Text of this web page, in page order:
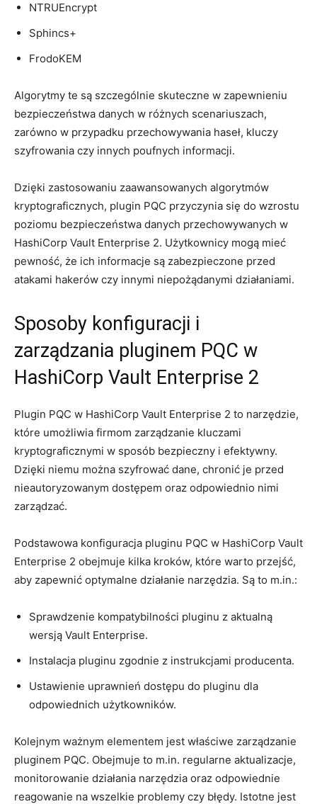
NTRUEncrypt
Sphincs+
FrodoKEM
Algorytmy te ⁤są ⁣szczególnie skuteczne ‍w⁤ zapewnieniu
bezpieczeństwa danych w różnych scenariuszach,
zarówno w przypadku przechowywania haseł,⁢ kluczy
szyfrowania czy innych poufnych informacji.
Dzięki zastosowaniu zaawansowanych algorytmów
kryptograficznych, ⁣plugin PQC przyczynia ⁢się do‍ wzrostu
poziomu bezpieczeństwa⁣ danych⁤ przechowywanych w
HashiCorp Vault Enterprise 2. ⁤Użytkownicy mogą ⁤mieć
pewność, że ich informacje są zabezpieczone przed
atakami hakerów czy innymi niepożądanymi ‍działaniami.
Sposoby konfiguracji i‍
zarządzania ‌pluginem PQC w
HashiCorp Vault Enterprise 2
Plugin PQC w HashiCorp Vault Enterprise⁢ 2 to narzędzie,
które umożliwia firmom ⁢zarządzanie kluczami
kryptograficznymi w sposób bezpieczny i efektywny.
⁢Dzięki⁣ niemu ​można szyfrować dane, chronić‍ je‍ przed⁣
nieautoryzowanym dostępem oraz odpowiednio nimi
zarządzać.
Podstawowa konfiguracja pluginu PQC w HashiCorp Vault
Enterprise 2 obejmuje kilka kroków, które warto przejść,
aby ⁤zapewnić optymalne działanie narzędzia. Są to m.in.:
Sprawdzenie kompatybilności pluginu z ⁤aktualną ​
wersją ‌Vault Enterprise.
Instalacja pluginu zgodnie ⁤z instrukcjami producenta.
Ustawienie⁣ uprawnień ⁢dostępu do pluginu dla
odpowiednich użytkowników.
Kolejnym ważnym elementem ⁤jest⁣ właściwe zarządzanie
⁢pluginem PQC. Obejmuje ‍to m.in. ⁣regularne⁣ aktualizacje,
⁢monitorowanie działania narzędzia⁢ oraz odpowiednie
reagowanie na wszelkie problemy czy błędy. Istotne jest